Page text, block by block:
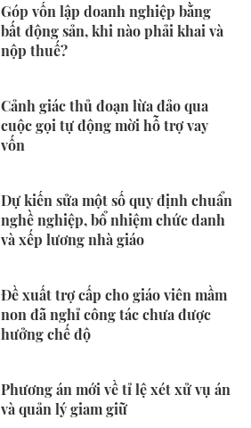
Góp vốn lập doanh nghiệp bằng
bất động sản, khi nào phải khai và
nộp thuế?
Cảnh giác thủ đoạn lừa đảo qua
cuộc gọi tự động mời hỗ trợ vay
vốn
Dự kiến sửa một số quy định chuẩn
nghề nghiệp, bổ nhiệm chức danh
và xếp lương nhà giáo
Đề xuất trợ cấp cho giáo viên mầm
non đã nghỉ công tác chưa được
hưởng chế độ
Phương án mới về tỉ lệ xét xử vụ án
và quản lý giam giữ